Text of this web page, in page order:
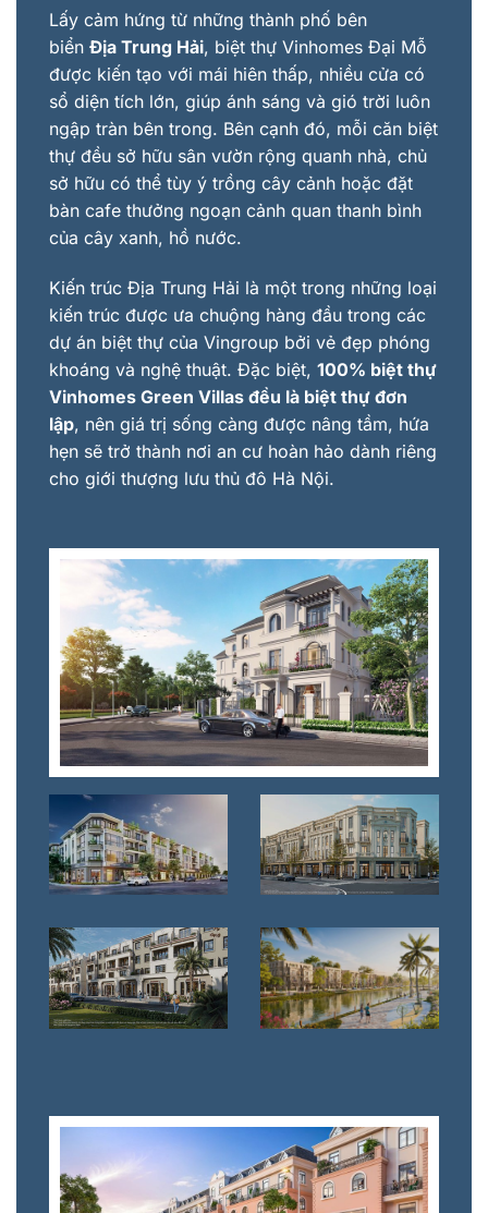
Lấy cảm hứng từ những thành phố bên
biển Địa Trung Hải, biệt thự Vinhomes Đại Mỗ
được kiến tạo với mái hiên thấp, nhiều cửa có
sổ diện tích lớn, giúp ánh sáng và gió trời luôn
ngập tràn bên trong. Bên cạnh đó, mỗi căn biệt
thự đều sở hữu sân vườn rộng quanh nhà, chủ
sở hữu có thể tùy ý trồng cây cảnh hoặc đặt
bàn cafe thưởng ngoạn cảnh quan thanh bình
của cây xanh, hồ nước.
Kiến trúc Địa Trung Hải là một trong những loại
kiến trúc được ưa chuộng hàng đầu trong các
dự án biệt thự của Vingroup bởi vẻ đẹp phóng
khoáng và nghệ thuật. Đặc biệt, 100% biệt thự
Vinhomes Green Villas đều là biệt thự đơn
lập, nên giá trị sống càng được nâng tầm, hứa
hẹn sẽ trở thành nơi an cư hoàn hảo dành riêng
cho giới thượng lưu thủ đô Hà Nội.